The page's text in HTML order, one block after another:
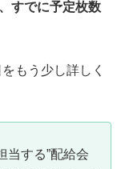
すでに予定枚数
もう少し詳しく
当する”配給会